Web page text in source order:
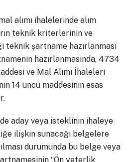
alımı ihalelerinde alım
teknik kriterlerinin ve
şartname hazırlanması
hazırlanmasında, 4734
ve Mal Alımı İhaleleri
14 üncü maddesinin esas
aday veya isteklinin ihaleye
ilişkin sunacağı belgelere
durumunda bu belge veya
“Ön yeterlik